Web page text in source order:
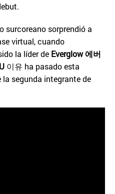
surcoreano sorprendió a
virtual, cuando
la líder de Everglow 에버
이유 ha pasado esta
segunda integrante de